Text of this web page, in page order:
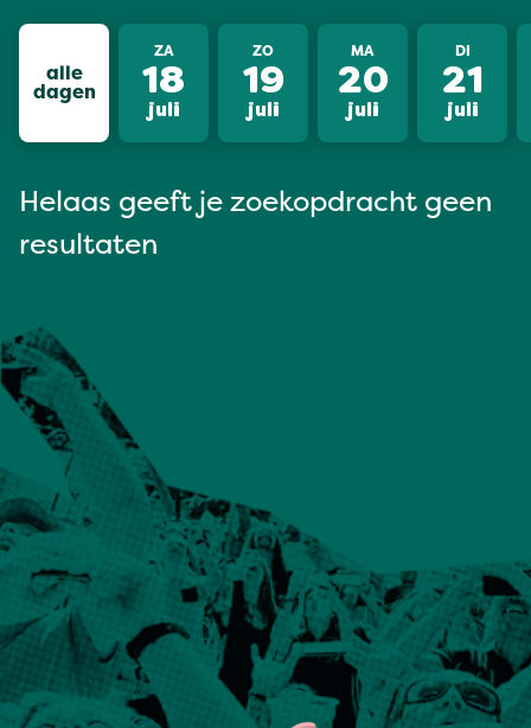
alle
dagen
ZA
18
juli
ZO
19
juli
MA
20
juli
DI
21
juli
Helaas geeft je zoekopdracht geen
resultaten